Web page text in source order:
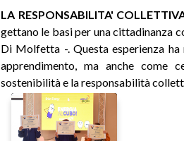
LA RESPONSABILITA'
gettano le basi per una cittadinanza
Di Molfetta -. Questa esperienza
apprendimento, ma anche come
sostenibilità e la responsabilità